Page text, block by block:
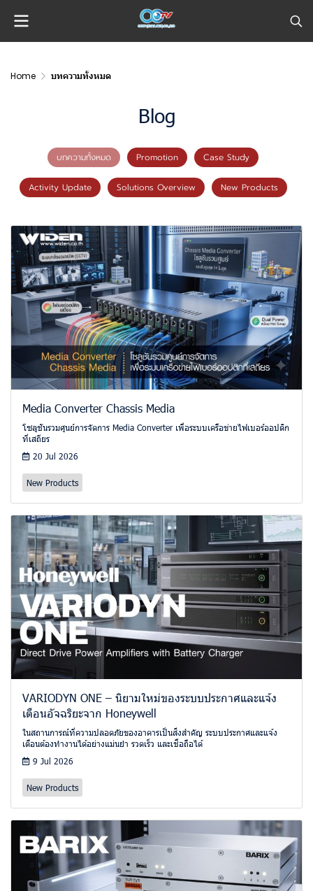
Home บทความทั้งหมด
Blog
บทความทั้งหมด Promotion Case Study
Activity Update Solutions Overview New Products
Media Converter Chassis Media
โซลูชันรวมศูนย์การจัดการ Media Converter เพื่อระบบเครือข่ายไฟเบอร์ออปติก
ที่เสถียร
20 Jul 2026
New Products
VARIODYN ONE – นิยามใหม่ของระบบประกาศและแจ้ง
เตือนอัจฉริยะจาก Honeywell
ในสถานการณ์ที่ความปลอดภัยของอาคารเป็นสิ่งสำคัญ ระบบประกาศและแจ้ง
เตือนต้องทำงานได้อย่างแม่นยำ รวดเร็ว และเชื่อถือได้
9 Jul 2026
New Products